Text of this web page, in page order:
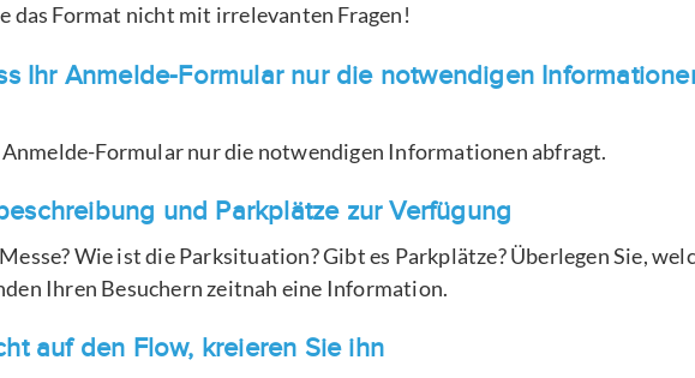
das Format nicht mit irrelevanten Fragen!
Ihr Anmelde-Formular nur die notwendigen
Anmelde-Formular nur die notwendigen Informationen abfragt.
und Parkplätze zur Verfügung
Wie ist die Parksituation? Gibt es Parkplätze? Überlegen Sie,
Ihren Besuchern zeitnah eine Information.
auf den Flow, kreieren Sie ihn